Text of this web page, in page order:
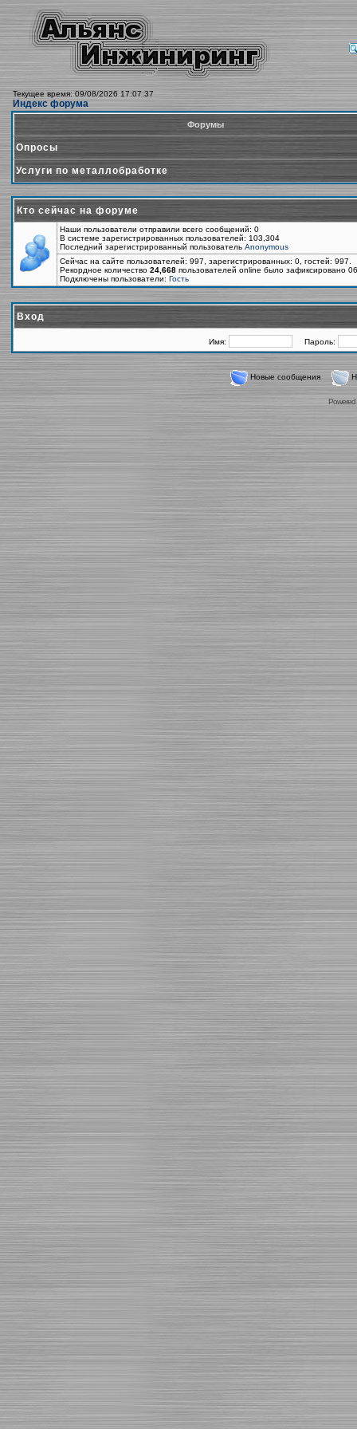
Текущее время: 09/08/2026 17:07:37
Индекс форума
Форумы
Опросы
Услуги по металлобработке
Кто сейчас на форуме
Наши пользователи отправили всего сообщений: 0
В системе зарегистрированных пользователей: 103,304
Последний зарегистрированный пользователь Anonymous
Сейчас на сайте пользователей: 997, зарегистрированных: 0, гостей:
Рекордное количество 24,668 пользователей online было зафиксировано
Подключены пользователи: Гость
Вход
Имя: Пароль:
Новые сообщения